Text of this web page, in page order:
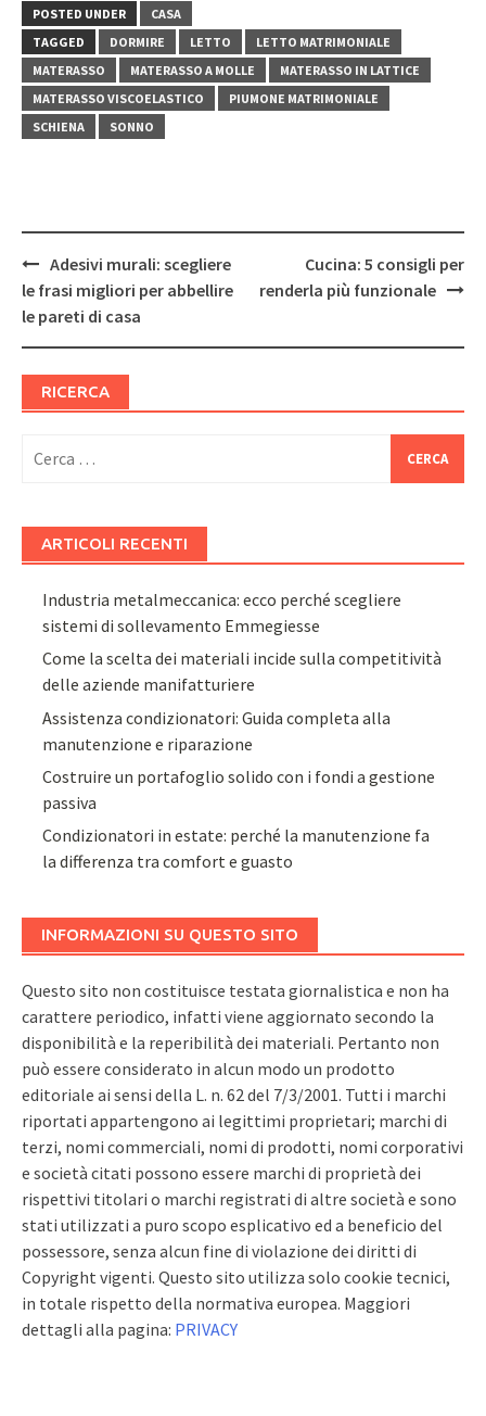
POSTED UNDER
CASA
TAGGED
DORMIRE LETTO
LETTO MATRIMONIALE
MATERASSO
MATERASSO A MOLLE
MATERASSO IN LATTICE
MATERASSO VISCOELASTICO
PIUMONE MATRIMONIALE
SCHIENA
SONNO
Post
navigation
Adesivi murali: scegliere
le frasi migliori per abbellire
le pareti di casa
Cucina: 5 consigli per
renderla più funzionale
RICERCA
per:
ARTICOLI RECENTI
Industria metalmeccanica: ecco perché scegliere
sistemi di sollevamento Emmegiesse
Come la scelta dei materiali incide sulla competitività
delle aziende manifatturiere
Assistenza condizionatori: Guida completa alla
manutenzione e riparazione
Costruire un portafoglio solido con i fondi a gestione
passiva
Condizionatori in estate: perché la manutenzione fa
la differenza tra comfort e guasto
INFORMAZIONI SU QUESTO SITO
Questo sito non costituisce testata giornalistica e non ha
carattere periodico, infatti viene aggiornato secondo la
disponibilità e la reperibilità dei materiali. Pertanto non
può essere considerato in alcun modo un prodotto
editoriale ai sensi della L. n. 62 del 7/3/2001. Tutti i marchi
riportati appartengono ai legittimi proprietari; marchi di
terzi, nomi commerciali, nomi di prodotti, nomi corporativi
e società citati possono essere marchi di proprietà dei
rispettivi titolari o marchi registrati di altre società e sono
stati utilizzati a puro scopo esplicativo ed a beneficio del
possessore, senza alcun fine di violazione dei diritti di
Copyright vigenti. Questo sito utilizza solo cookie tecnici,
in totale rispetto della normativa europea. Maggiori
dettagli alla pagina: PRIVACY